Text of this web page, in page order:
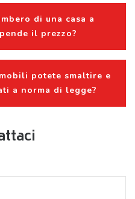
di una casa a
il prezzo?
potete smaltire e
a norma di legge?